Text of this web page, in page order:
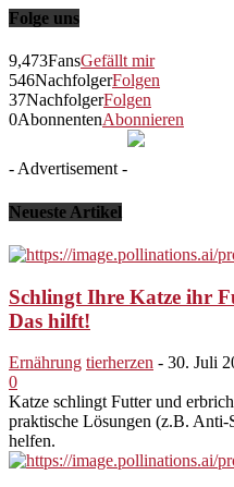
Folge uns
9,473FansGefällt mir
546NachfolgerFolgen
37NachfolgerFolgen
0AbonnentenAbonnieren
- Advertisement -
Neueste Artikel
Schlingt Ihre Katze ihr
Das hilft!
Ernährung tierherzen - 30. Juli
0
Katze schlingt Futter und
praktische Lösungen (z.B.
helfen.